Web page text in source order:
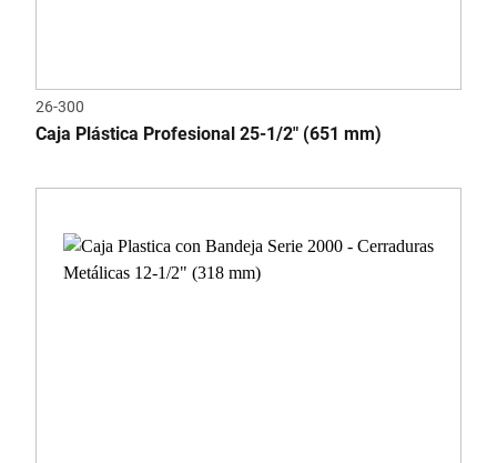
26-300
Caja Plástica Profesional 25-1/2" (651 mm)